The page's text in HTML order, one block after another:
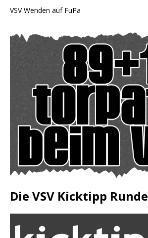
VSV Wenden auf FuPa
Die VSV Kicktipp Runde